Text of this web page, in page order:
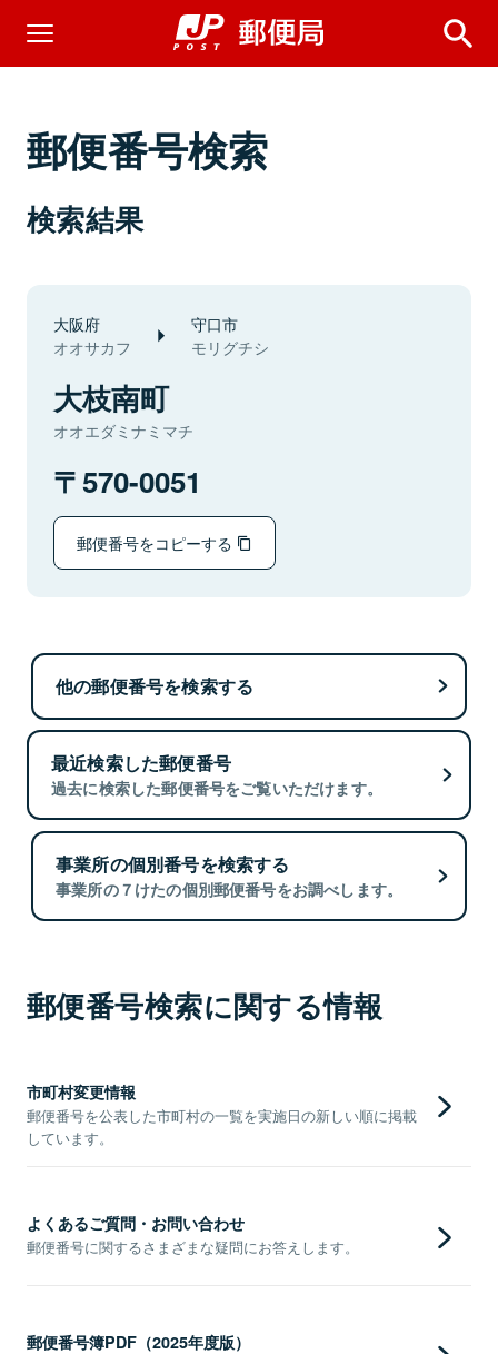
郵便番号検索
検索結果
大阪府
オオサカフ
守口市
モリグチシ
大枝南町
オオエダミナミマチ
570-0051
郵便番号をコピーする
他の郵便番号を検索する
最近検索した郵便番号
過去に検索した郵便番号をご覧いただけます。
事業所の個別番号を検索する
事業所の７けたの個別郵便番号をお調べします。
郵便番号検索に関する情報
市町村変更情報
郵便番号を公表した市町村の一覧を実施日の新しい順に掲載
しています。
よくあるご質問・お問い合わせ
郵便番号に関するさまざまな疑問にお答えします。
郵便番号簿PDF（2025年度版）